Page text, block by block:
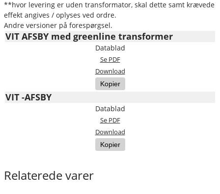
**hvor levering er uden transformator, skal dette samt krævede
effekt angives / oplyses ved ordre.
Andre versioner på forespørgsel.
VIT AFSBY med greenline transformer
Datablad
Se PDF
Download
Kopier
VIT -AFSBY
Datablad
Se PDF
Download
Kopier
Relaterede varer